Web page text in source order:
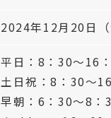
2024年12月20日
平日：8：30～16
土日祝：8：30～
早朝：6：30～8：